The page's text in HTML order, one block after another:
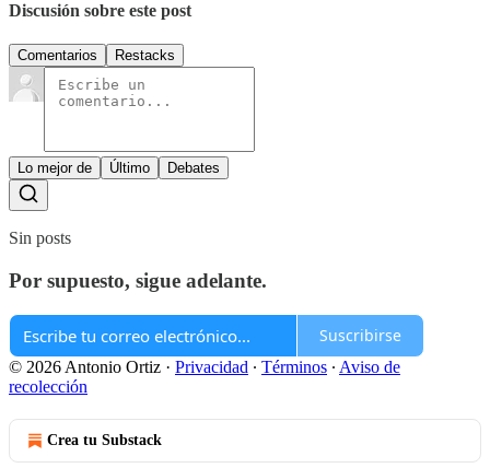
Discusión sobre este post
Comentarios Restacks
Lo mejor de Último Debates
Sin posts
Por supuesto, sigue adelante.
Suscribirse
© 2026 Antonio Ortiz · Privacidad ∙ Términos ∙ Aviso de
recolección
Crea tu Substack